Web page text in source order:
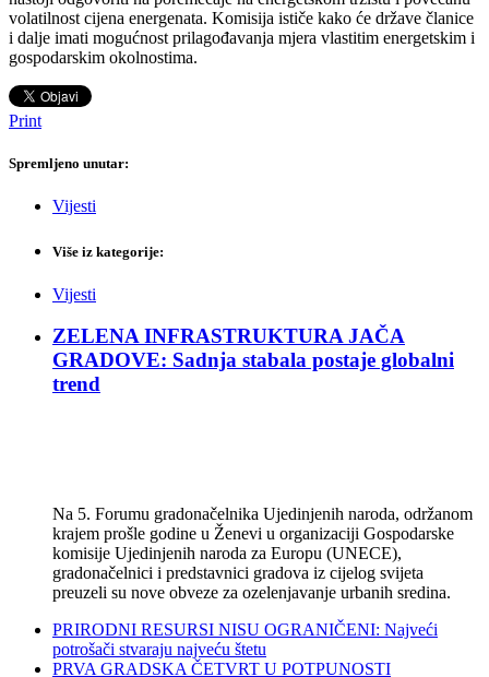
volatilnost cijena energenata. Komisija ističe kako će države članice
i dalje imati mogućnost prilagođavanja mjera vlastitim energetskim i
gospodarskim okolnostima.
Print
Spremljeno unutar:
Vijesti
Više iz kategorije:
Vijesti
ZELENA INFRASTRUKTURA JAČA
GRADOVE: Sadnja stabala postaje globalni
trend
Na 5. Forumu gradonačelnika Ujedinjenih naroda, održanom
krajem prošle godine u Ženevi u organizaciji Gospodarske
komisije Ujedinjenih naroda za Europu (UNECE),
gradonačelnici i predstavnici gradova iz cijelog svijeta
preuzeli su nove obveze za ozelenjavanje urbanih sredina.
PRIRODNI RESURSI NISU OGRANIČENI: Najveći
potrošači stvaraju najveću štetu
PRVA GRADSKA ČETVRT U POTPUNOSTI